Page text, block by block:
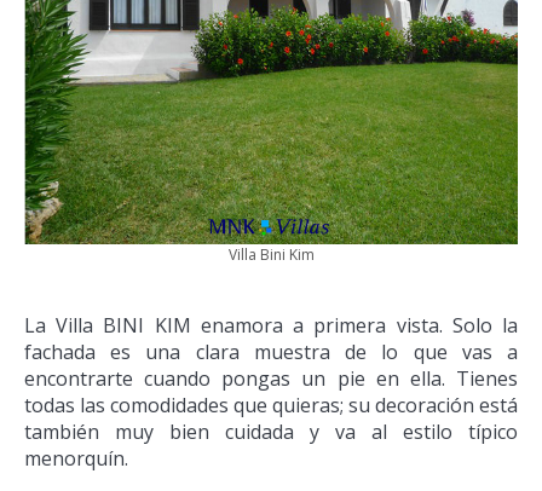
Villa Bini Kim
La Villa BINI KIM enamora a primera vista. Solo la
fachada es una clara muestra de lo que vas a
encontrarte cuando pongas un pie en ella. Tienes
todas las comodidades que quieras; su decoración está
también muy bien cuidada y va al estilo típico
menorquín.